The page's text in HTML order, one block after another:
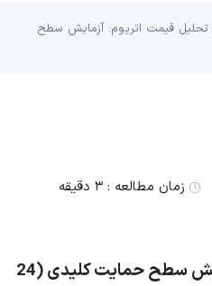
تحلیل قیمت اتریوم: آزمایش سطح
زمان مطالعه : ۳ دقیقه
تحلیل قیمت اتریوم: آزمایش سطح حمایت کلیدی (24